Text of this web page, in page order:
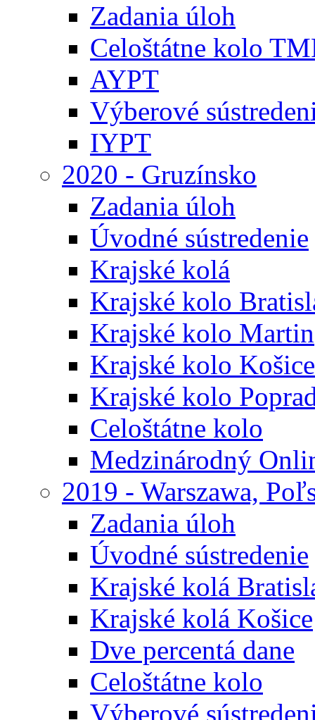
Zadania úloh
Celoštátne kolo
AYPT
Výberové
IYPT
2020 - Gruzínsko
Zadania úloh
Úvodné sústredenie
Krajské kolá
Krajské kolo
Krajské kolo Martin
Krajské kolo Košice
Krajské kolo
Celoštátne kolo
Medzinárodný
2019 - Warszawa,
Zadania úloh
Úvodné sústredenie
Krajské kolá
Krajské kolá Košice
Dve percentá dane
Celoštátne kolo
Výberové